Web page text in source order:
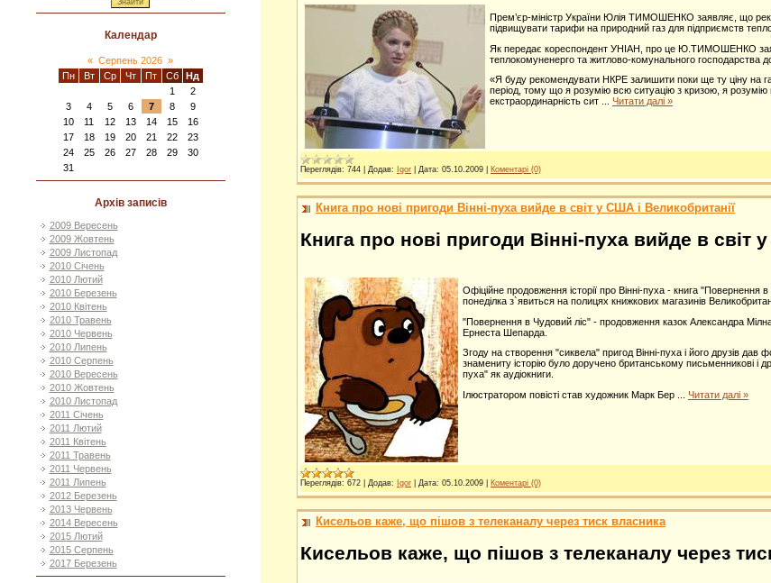
Календар
« Серпень 2026 »
Пн
Вт Ср Чт Пт Сб
Нд
1
2
3
4 5 6 7 8
9
10
11 12 13 14 15
16
17
18 19 20 21 22
23
24
25 26 27 28 29
30
31
Архів записів
2009 Вересень
2009 Жовтень
2009 Листопад
2010 Січень
2010 Лютий
2010 Березень
2010 Квітень
2010 Травень
2010 Червень
2010 Липень
2010 Серпень
2010 Вересень
2010 Жовтень
2010 Листопад
2011 Січень
2011 Лютий
2011 Квітень
2011 Травень
2011 Червень
2011 Липень
2012 Березень
2013 Червень
2014 Вересень
2015 Лютий
2015 Серпень
2017 Березень
Прем’єр-міністр України Юлія ТИМОШЕНКО заявляє, що
підвищувати тарифи на природний газ для підприємств
Як передає кореспондент УНІАН, про це Ю.ТИМОШЕНКО
теплокомуненерго та житлово-комунального господарства
«Я буду рекомендувати НКРЕ залишити поки ще ту ціну на
період, тому що я розумію всю ситуацію з кризою, я розумію
екстраординарність сит
Читати далі »
Переглядів: 744 Додав: Igor Дата: 05.10.2009 Коментарі (0)
Книга про нові пригоди Вінні-пуха вийде в світ у США і Великобританії
Книга про нові пригоди Вінні-пуха вийде в світ
Офіційне продовження історії про Вінні-пуха - книга
понеділка з`явиться на полицях книжкових магазинів
"Повернення в Чудовий ліс" - продовження казок Александра
Ернеста Шепарда.
Згоду на створення "сиквела" пригод Вінні-пуха і його друзів
знамениту історію було доручено британському письменникові і
пуха" як аудіокниги.
Ілюстратором повісті став художник Марк Бер
Читати далі »
Переглядів: 672 Додав: Igor Дата: 05.10.2009 Коментарі (0)
Кисельов каже, що пішов з телеканалу через тиск власника
Кисельов каже, що пішов з телеканалу через